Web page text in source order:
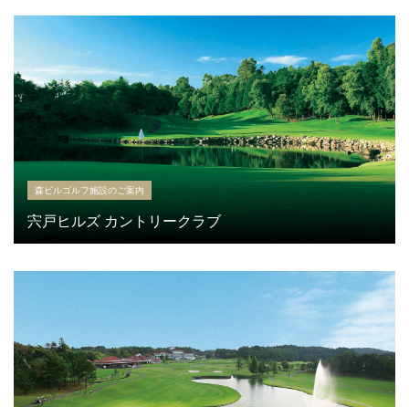
森ビルゴルフ施設のご案内
宍戸ヒルズ カントリークラブ